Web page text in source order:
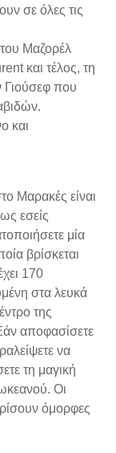
σε όλες τις
Μαζορέλ
και τέλος, τη
Γιούσεφ που
και
Μαρακές είναι
εσείς
μία
βρίσκεται
170
στα λευκά
της
αποφασίσετε
να
τη μαγική
Οι
όμορφες